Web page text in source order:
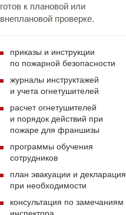
готов к плановой или
внеплановой проверке.
приказы и инструкции
по пожарной безопасности
журналы инструктажей
и учета огнетушителей
расчет огнетушителей
и порядок действий при
пожаре для франшизы
программы обучения
сотрудников
план эвакуации и декларация
при необходимости
консультация по замечаниям